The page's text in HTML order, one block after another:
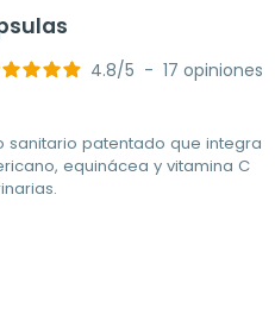
4.8/5 - 17 opiniones
sanitario patentado que integra
equinácea y vitamina C